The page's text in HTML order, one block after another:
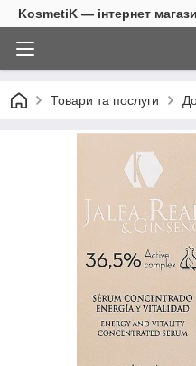
KosmetiK — інтернет
Товари та послуги